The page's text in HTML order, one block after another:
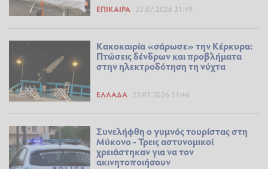
ΕΠΊΚΑΙΡΑ 23.07.2026 21:49
Κακοκαιρία «σάρωσε» την Κέρκυρα:
Πτώσεις δένδρων και προβλήματα
στην ηλεκτροδότηση τη νύχτα
ΕΛΛΆΔΑ 22.07.2026 11:46
Συνελήφθη ο γυμνός τουρίστας στη
Μύκονο - Τρεις αστυνομικοί
χρειάστηκαν για να τον
ακινητοποιήσουν